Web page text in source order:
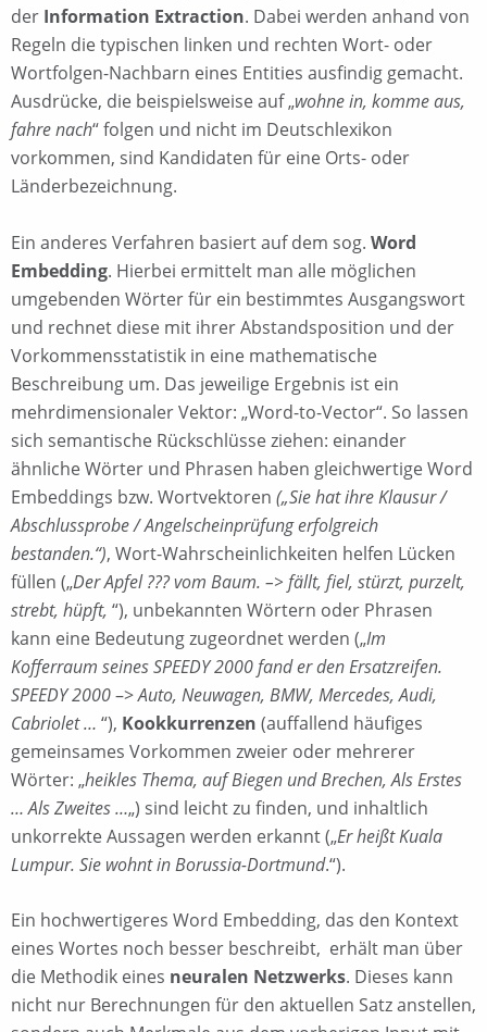
der Information Extraction. Dabei werden anhand von
Regeln die typischen linken und rechten Wort- oder
Wortfolgen-Nachbarn eines Entities ausfindig gemacht.
Ausdrücke, die beispielsweise auf „wohne in, komme aus,
fahre nach“ folgen und nicht im Deutschlexikon
vorkommen, sind Kandidaten für eine Orts- oder
Länderbezeichnung.
Ein anderes Verfahren basiert auf dem sog. Word
Embedding. Hierbei ermittelt man alle möglichen
umgebenden Wörter für ein bestimmtes Ausgangswort
und rechnet diese mit ihrer Abstandsposition und der
Vorkommensstatistik in eine mathematische
Beschreibung um. Das jeweilige Ergebnis ist ein
mehrdimensionaler Vektor: „Word-to-Vector“. So lassen
sich semantische Rückschlüsse ziehen: einander
ähnliche Wörter und Phrasen haben gleichwertige Word
Embeddings bzw. Wortvektoren („Sie hat ihre Klausur /
Abschlussprobe / Angelscheinprüfung erfolgreich
bestanden.“), Wort-Wahrscheinlichkeiten helfen Lücken
füllen („Der Apfel ??? vom Baum. –> fällt, fiel, stürzt, purzelt,
strebt, hüpft, “), unbekannten Wörtern oder Phrasen
kann eine Bedeutung zugeordnet werden („Im
Kofferraum seines SPEEDY 2000 fand er den Ersatzreifen.
SPEEDY 2000–>Auto, Neuwagen, BMW, Mercedes, Audi,
Cabriolet … “), Kookkurrenzen (auffallend häufiges
gemeinsames Vorkommen zweier oder mehrerer
Wörter: „heikles Thema, auf Biegen und Brechen, Als Erstes
… Als Zweites …„) sind leicht zu finden, und inhaltlich
unkorrekte Aussagen werden erkannt („Er heißt Kuala
Lumpur. Sie wohnt in Borussia-Dortmund.“).
Ein hochwertigeres Word Embedding, das den Kontext
eines Wortes noch besser beschreibt, erhält man über
die Methodik eines neuralen Netzwerks. Dieses kann
nicht nur Berechnungen für den aktuellen Satz anstellen,